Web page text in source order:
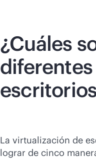
¿Cuáles
La virtualización de
lograr de cinco